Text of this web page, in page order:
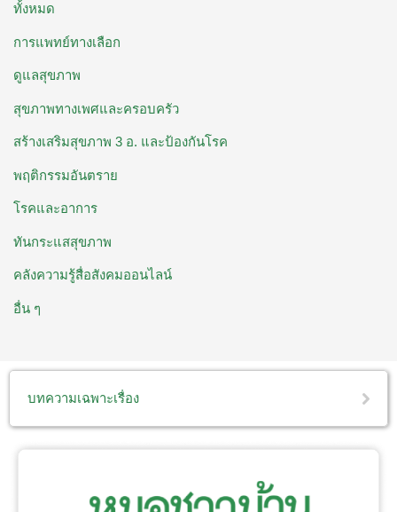
ทั้งหมด
การแพทย์ทางเลือก
ดูแลสุขภาพ
สุขภาพทางเพศและครอบครัว
สร้างเสริมสุขภาพ 3 อ. ​และป้องกันโรค
พฤติกรรมอันตราย
โรคและอาการ
ทันกระแสสุขภาพ
คลังความรู้สื่อสังคมออนไลน์
อื่น ๆ
บทความเฉพาะเรื่อง